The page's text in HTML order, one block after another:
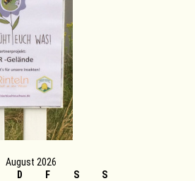
August 2026
D F S
S